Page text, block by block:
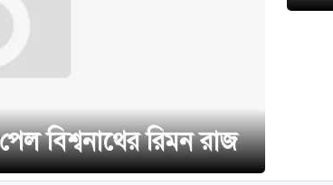
বিশ্বনাথের রিমন রাজ